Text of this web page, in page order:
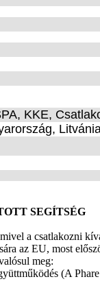
KKE,
SEGÍTSÉG
a csatlakozni
az EU, most
meg:
(A